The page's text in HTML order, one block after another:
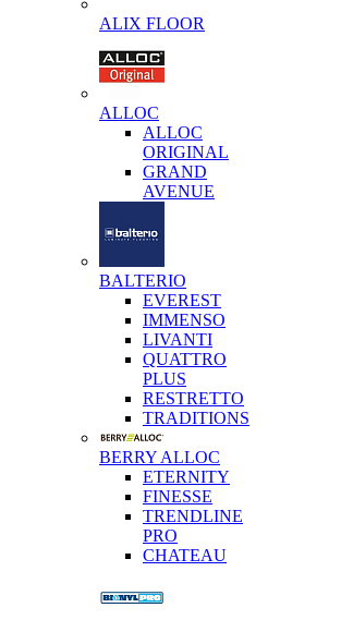
ALIX FLOOR
ALLOC
ALLOC
ORIGINAL
GRAND
AVENUE
BALTERIO
EVEREST
IMMENSO
LIVANTI
QUATTRO
PLUS
RESTRETTO
TRADITIONS
BERRY ALLOC
ETERNITY
FINESSE
TRENDLINE
PRO
CHATEAU